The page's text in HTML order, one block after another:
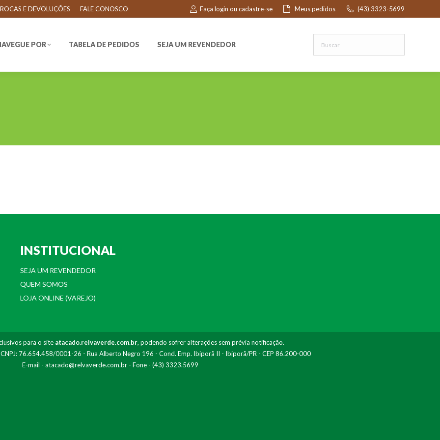
E DEVOLUÇÕES FALE CONOSCO Faça login ou cadastre-se Meus pedidos (43) 3323-5699
POR TABELA DE PEDIDOS SEJA UM REVENDEDOR
INSTITUCIONAL
SEJA UM REVENDEDOR
QUEM SOMOS
LOJA ONLINE (VAREJO)
para o site atacado.relvaverde.com.br, podendo sofrer alterações sem prévia notificação.
CNPJ: 76.654.458/0001-26 - Rua Alberto Negro 196 - Cond. Emp. Ibiporã II - Ibiporã/PR - CEP 86.200-000
E-mail - atacado@relvaverde.com.br- Fone - (43) 3323.5699
POR TABELA DE PEDIDOS SEJA UM REVENDEDOR